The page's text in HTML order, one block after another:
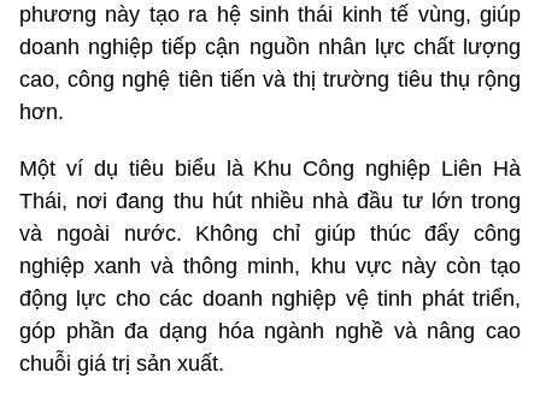
phương này tạo ra hệ sinh thái kinh tế vùng, giúp
doanh nghiệp tiếp cận nguồn nhân lực chất lượng
cao, công nghệ tiên tiến và thị trường tiêu thụ rộng
hơn.
Một ví dụ tiêu biểu là Khu Công nghiệp Liên Hà
Thái, nơi đang thu hút nhiều nhà đầu tư lớn trong
và ngoài nước. Không chỉ giúp thúc đẩy công
nghiệp xanh và thông minh, khu vực này còn tạo
động lực cho các doanh nghiệp vệ tinh phát triển,
góp phần đa dạng hóa ngành nghề và nâng cao
chuỗi giá trị sản xuất.